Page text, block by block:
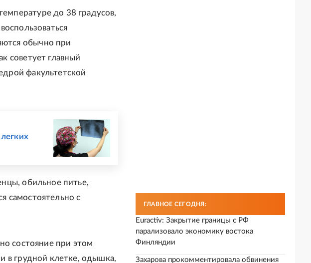
до 38 градусов,
обычно при
советует главный
факультетской
обильное питье,
самостоятельно с
состояние при этом
в грудной клетке, одышка,
ГЛАВНОЕ СЕГОДНЯ:
Euractiv: Закрытие границы с РФ
парализовало экономику востока
Финляндии
Захарова прокомментировала обвинения